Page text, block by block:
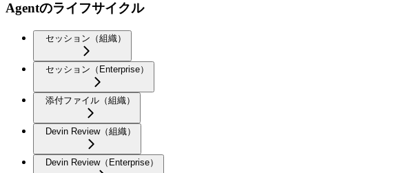
Agentのライフサイクル
セッション（組織）
セッション（Enterprise）
添付ファイル（組織）
Devin Review（組織）
Devin Review（Enterprise）